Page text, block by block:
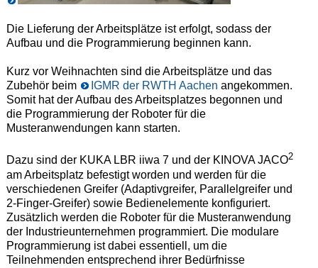
Die Lieferung der Arbeitsplätze ist erfolgt, sodass der
Aufbau und die Programmierung beginnen kann.
Kurz vor Weihnachten sind die Arbeitsplätze und das
Zubehör beim
IGMR der RWTH Aachen angekommen.
Somit hat der Aufbau des Arbeitsplatzes begonnen und
die Programmierung der Roboter für die
Musteranwendungen kann starten.
Dazu sind der KUKA LBR iiwa 7 und der KINOVA JACO2
am Arbeitsplatz befestigt worden und werden für die
verschiedenen Greifer (Adaptivgreifer, Parallelgreifer und
2-Finger-Greifer) sowie Bedienelemente konfiguriert.
Zusätzlich werden die Roboter für die Musteranwendung
der Industrieunternehmen programmiert. Die modulare
Programmierung ist dabei essentiell, um die
Teilnehmenden entsprechend ihrer Bedürfnisse